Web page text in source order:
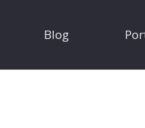
Blog